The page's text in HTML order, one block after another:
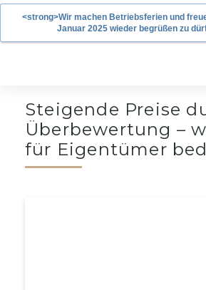
Steigende Preise
Überbewertung –
für Eigentümer
<strong>Wir machen Betriebsferien und
Januar 2025 wieder begrüßen zu